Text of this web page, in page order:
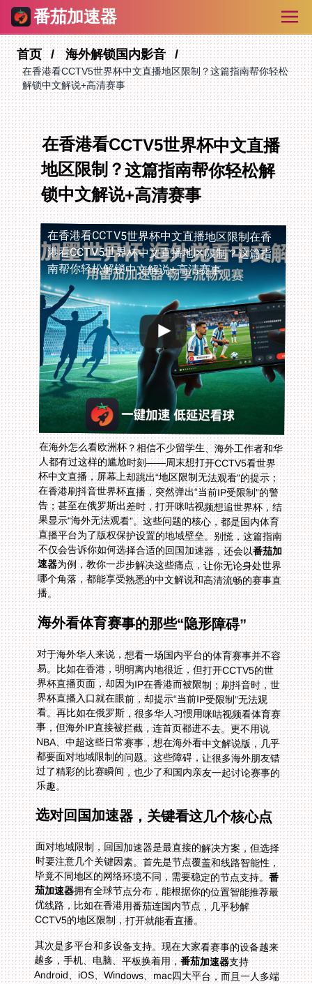
番茄加速器
首页 海外解锁国内影音
在香港看CCTV5世界杯中文直播地区限制？这篇指南帮你轻松
解锁中文解说+高清赛事
在香港看CCTV5世界杯中文直播
地区限制？这篇指南帮你轻松解
锁中文解说+高清赛事
在香港看CCTV5世界杯中文直播地区限制在香
港看CCTV5世界杯中文直播地区限制？这篇指
南帮你轻松解锁中文解说+高清赛事
在海外怎么看欧洲杯？相信不少留学生、海外工作者和华
人都有过这样的尴尬时刻——周末想打开CCTV5看世界
杯中文直播，屏幕上却跳出“地区限制无法观看”的提示；
在香港刷抖音世界杯直播，突然弹出“当前IP受限制”的警
告；甚至在俄罗斯出差时，打开咪咕视频想追世界杯，结
果显示“海外无法观看”。这些问题的核心，都是国内体育
直播平台为了版权保护设置的地域壁垒。别慌，这篇指南
不仅会告诉你如何选择合适的回国加速器，还会以番茄加
速器为例，教你一步步解决这些痛点，让你无论身处世界
哪个角落，都能享受熟悉的中文解说和高清流畅的赛事直
播。
海外看体育赛事的那些“隐形障碍”
对于海外华人来说，想看一场国内平台的体育赛事并不容
易。比如在香港，明明离内地很近，但打开CCTV5的世
界杯直播页面，却因为IP在香港而被限制；刷抖音时，世
界杯直播入口就在眼前，却提示“当前IP受限制”无法观
看。再比如在俄罗斯，很多华人习惯用咪咕视频看体育赛
事，但海外IP直接被拦截，连首页都进不去。更不用说
NBA、中超这些日常赛事，想在海外看中文解说版，几乎
都要面对地域限制的问题。这些障碍，让很多海外朋友错
过了精彩的比赛瞬间，也少了和国内亲友一起讨论赛事的
乐趣。
选对回国加速器，关键看这几个核心点
面对地域限制，回国加速器是最直接的解决方案，但选择
时要注意几个关键因素。首先是节点覆盖和线路智能性，
毕竟不同地区的网络环境不同，需要稳定的节点支持。番
茄加速器拥有全球节点分布，能根据你的位置智能推荐最
优线路，比如在香港用番茄连国内节点，几乎秒解
CCTV5的地区限制，打开就能看直播。
其次是多平台和多设备支持。现在大家看赛事的设备越来
越多，手机、电脑、平板换着用，番茄加速器支持
Android、iOS、Windows、mac四大平台，而且一人多端
设备可以同时使用。比如你可以用手机刷抖音世界杯直
播，电脑打开CCTV5看球赛，平板用咪咕视频回看精彩